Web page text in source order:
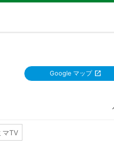
Google マップ
マTV